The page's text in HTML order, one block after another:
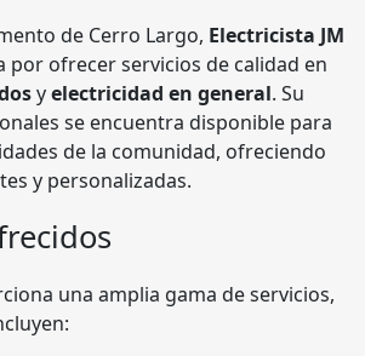
de Cerro Largo, Electricista JM
por ofrecer servicios de calidad en
yelectricidad en general. Su
se encuentra disponible para
de la comunidad, ofreciendo
y personalizadas.
una amplia gama de servicios,